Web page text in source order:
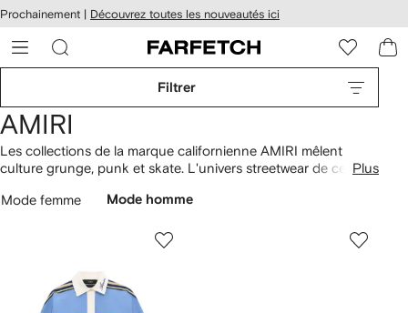
au
principal
Prochainement | Découvrez toutes les nouveautés ici
Filtrer
AMIRI
Les collections de la marque californienne AMIRI mêlent
culture grunge, punk et skate. L'univers streetwear de cette
colorés. Lesjeansdéstructurés sont personnalisés par des
graphiques et aux
pulls en maille
profusion de détails métallisés.
Plus
Mode femme Mode homme